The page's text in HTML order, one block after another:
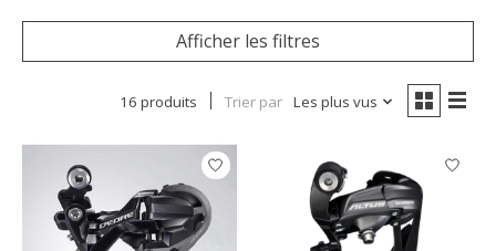
Afficher les filtres
16 produits Trier par Les plus vus